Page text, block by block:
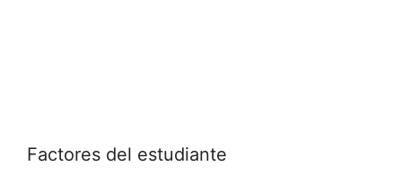
Factores del estudiante